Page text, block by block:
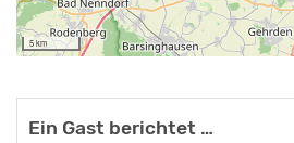
5 km
Ein Gast berichtet …